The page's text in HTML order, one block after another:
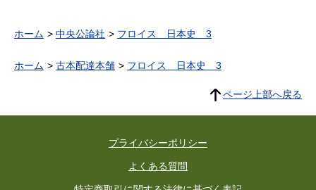
ホーム 中央公論社 フロイス 日本史 3
ホーム 古本配達本舗 フロイス 日本史 3
ページ上部へ戻る
プライバシーポリシー
よくある質問